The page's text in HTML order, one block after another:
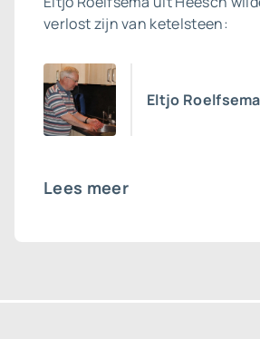
verlost zijn van ketelsteen:
Eltjo Roelfsema
Lees meer